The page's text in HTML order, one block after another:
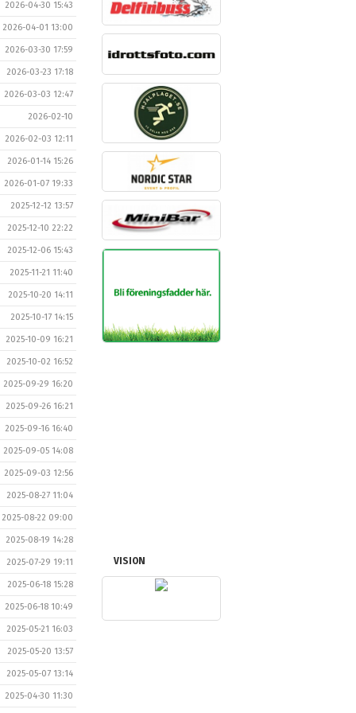
2026-04-30 15:43
2026-04-01 13:00
2026-03-30 17:59
2026-03-23 17:18
2026-03-03 12:47
2026-02-10
2026-02-03 12:11
2026-01-14 15:26
2026-01-07 19:33
2025-12-12 13:57
2025-12-10 22:22
2025-12-06 15:43
2025-11-21 11:40
2025-10-20 14:11
2025-10-17 14:15
2025-10-09 16:21
2025-10-02 16:52
2025-09-29 16:20
2025-09-26 16:21
2025-09-16 16:40
2025-09-05 14:08
2025-09-03 12:56
2025-08-27 11:04
2025-08-22 09:00
2025-08-19 14:28
2025-07-29 19:11
2025-06-18 15:28
2025-06-18 10:49
2025-05-21 16:03
2025-05-20 13:57
2025-05-07 13:14
2025-04-30 11:30
VISION